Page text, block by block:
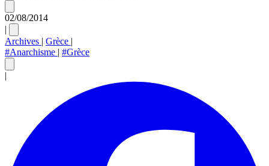
02/08/2014
|
Archives | Grèce |
#Anarchisme | #Grèce
|